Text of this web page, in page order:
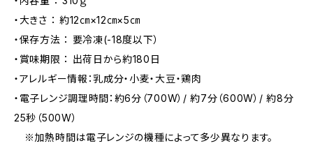
・大きさ ： 約12㎝×12㎝×5㎝
・保存方法 ： 要冷凍(-18度以下）
・賞味期限 ： 出荷日から約180日
・アレルギー情報：乳成分・小麦・大豆・鶏肉
・電子レンジ調理時間：約6分（700W）/ 約7分（600W）/ 約8分
25秒（500W）
※加熱時間は電子レンジの機種によって多少異なります。